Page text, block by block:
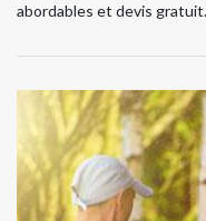
abordables et devis